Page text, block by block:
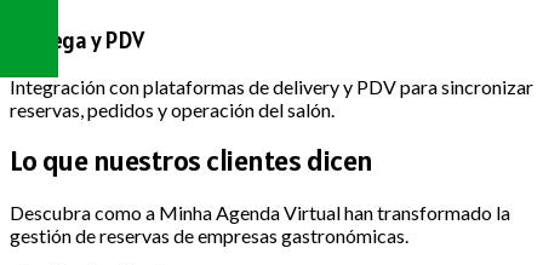
Entrega y PDV
Integración con plataformas de delivery y PDV para sincronizar
reservas, pedidos y operación del salón.
Lo que nuestrosclientes dicen
Descubra como a Minha Agenda Virtual han transformado la
gestión de reservas de empresas gastronómicas.